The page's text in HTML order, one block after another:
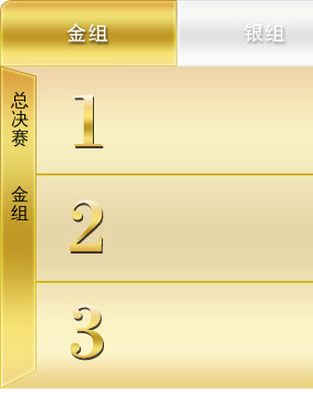
总
决
赛
金
组